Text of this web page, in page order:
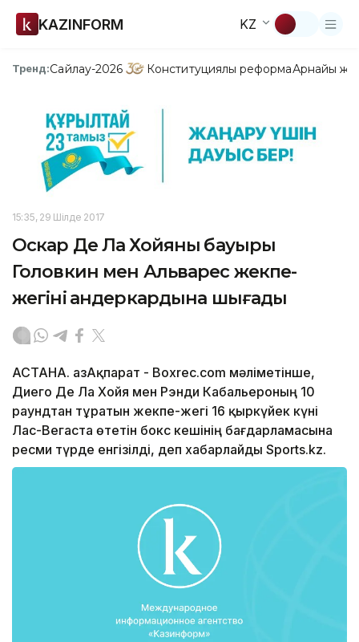
KAZINFORM KZ
Тренд:Сайлау-2026 Конституциялық реформаАрнайы
15:35, 29 Шілде 2017
Оскар Де Ла Хойяның бауыры
Головкин мен Альварес жекпе-
жегінің андеркардына шығады
АСТАНА. ҚазАқпарат - Boxrec.com мәліметінше,
Диего Де Ла Хойя мен Рэнди Кабальероның 10
раундтан тұратын жекпе-жегі 16 қыркүйек күні
Лас-Вегаста өтетін бокс кешінің бағдарламасына
ресми түрде енгізілді, деп хабарлайды Sports.kz.